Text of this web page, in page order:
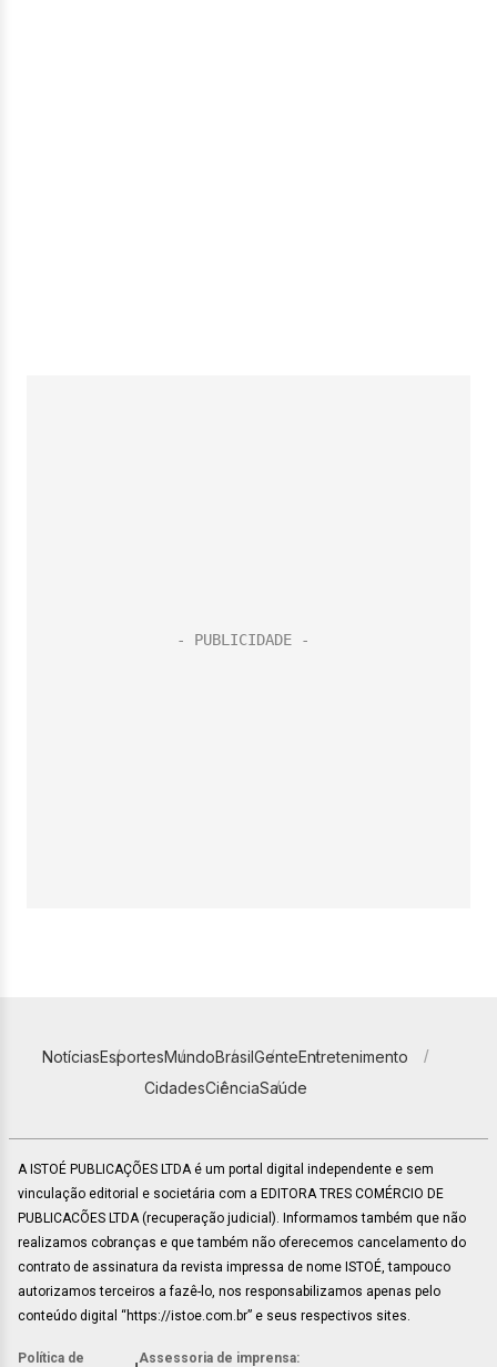
NotíciasEsportesMundoBrasilGenteEntretenimento
CidadesCiênciaSaúde
A ISTOÉ PUBLICAÇÕES LTDA é um portal digital independente e sem
vinculação editorial e societária com a EDITORA TRES COMÉRCIO DE
PUBLICACÕES LTDA (recuperação judicial). Informamos também que não
realizamos cobranças e que também não oferecemos cancelamento do
contrato de assinatura da revista impressa de nome ISTOÉ, tampouco
autorizamos terceiros a fazê-lo, nos responsabilizamos apenas pelo
conteúdo digital “https://istoe.com.br” e seus respectivos sites.
Política de Assessoria de imprensa: